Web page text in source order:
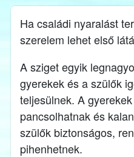
Ha családi nyaralást
szerelem lehet első
A sziget egyik
gyerekek és a szülők
teljesülnek. A
pancsolhatnak és
szülők biztonságos,
pihenhetnek.